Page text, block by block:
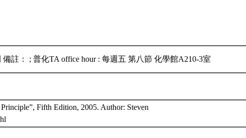
備註： ; 普化TA office hour : 每週五 第八節 化學館A210-3室
Fifth Edition, 2005. Author: Steven